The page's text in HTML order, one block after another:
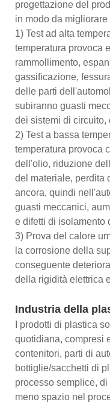
progettazione del
in modo da
1) Test ad alta
temperatura provoca
rammollimento,
gassificazione,
delle parti
subiranno guasti
dei sistemi di circuito,
2) Test a bassa
temperatura provoca
dell'olio, riduzione
del materiale, perdita
ancora, quindi
guasti meccanici,
e difetti di isolamento
3) Prova del calore
la corrosione della
conseguente
della rigidità elettrica
Industria della
I prodotti di plastica
quotidiana, compresi
contenitori, parti di
bottiglie/sacchetti di
processo semplice,
meno spazio nel